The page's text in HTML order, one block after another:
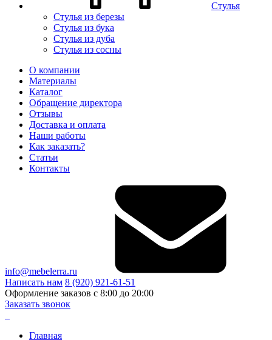
Стулья
Стулья из березы
Стулья из бука
Стулья из дуба
Стулья из сосны
О компании
Материалы
Каталог
Обращение директора
Отзывы
Доставка и оплата
Наши работы
Как заказать?
Статьи
Контакты
info@mebelerra.ru
Написать нам 8 (920) 921-61-51
Оформление заказов с 8:00 до 20:00
Заказать звонок
Главная